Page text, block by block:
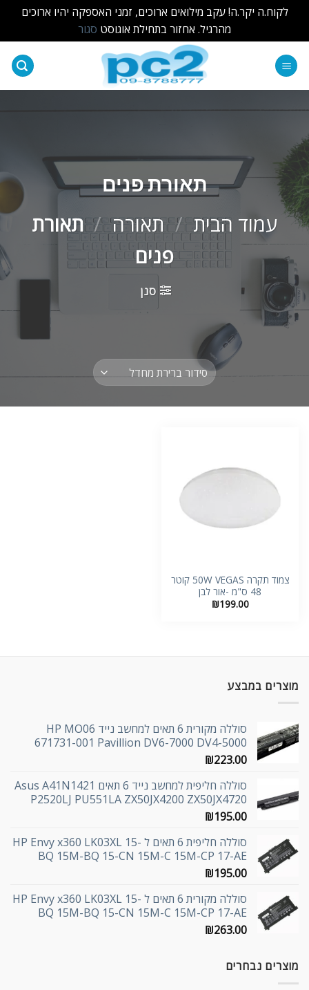
לקוח.ה יקר.ה! עקב מילואים ארוכים, זמני האספקה יהיו ארוכים
מהרגיל. אחזור בתחילת אוגוסט סגור
תאורת פנים
עמוד הבית / תאורה / תאורת
פנים
סנן
צמוד תקרה 50W VEGAS קוטר
48 ס"מ -אור לבן
₪199.00
מוצרים במבצע
סוללה מקורית 6 תאים למחשב נייד HP MO06
671731-001 Pavillion DV6-7000 DV4-5000
₪223.00
סוללה חליפית למחשב נייד 6 תאים Asus A41N1421
P2520LJ PU551LA ZX50JX4200 ZX50JX4720
₪195.00
סוללה חליפית 6 תאים ל HP Envy x360 LK03XL 15-
BQ 15M-BQ 15-CN 15M-C 15M-CP 17-AE
₪195.00
סוללה מקורית 6 תאים ל HP Envy x360 LK03XL 15-
BQ 15M-BQ 15-CN 15M-C 15M-CP 17-AE
₪263.00
מוצרים נבחרים